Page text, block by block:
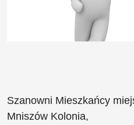
Szanowni Mieszkańcy
Mniszów Kolonia,